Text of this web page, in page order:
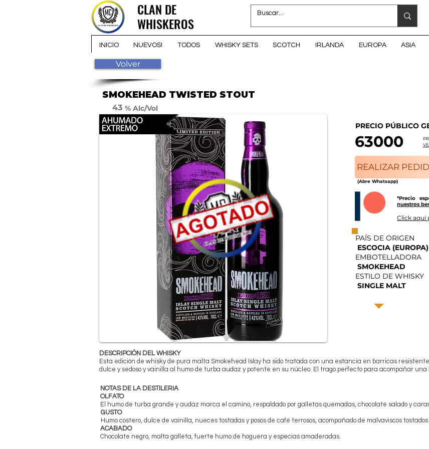
CLAN DE
WHISKEROS
CLAN DE
WHISKEROS
INICIO NUEVOS! TODOS WHISKY SETS SCOTCH IRLANDA EUROPA ASIA
Volver
SMOKEHEAD TWISTED STOUT
43 % Alc/Vol
PRECIO PÚBLICO
63000
REALIZAR
(Abre Whatsapp)
*Precio
nuestros
Click aquí
PAÍS DE ORIGEN
ESCOCIA (EUROPA)
EMBOTELLADORA
SMOKEHEAD
ESTILO DE WHISKY
SINGLE MALT
DESCRIPCIÓN DEL WHISKY
Esta edición de whisky de pura malta Smokehead Islay ha sido tratada con una estancia en barricas
dulce y sedoso y vainilla al humo de turba audaz y potente en su núcleo. El trago perfecto para acompañar
NOTAS DE LA DESTILERIA
OLFATO
El humo de turba grande y audaz marca el camino, respaldado por galletas quemadas, chocolate salado y
GUSTO
Humo costero, dulce de vainilla, nueces tostadas y posos de café terrosos, acompañado de malvaviscos
ACABADO
Chocolate negro, malta galleta, fuerte humo de hoguera y especias amaderadas.